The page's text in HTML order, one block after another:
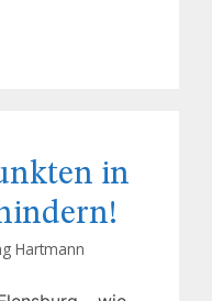
in
Hartmann